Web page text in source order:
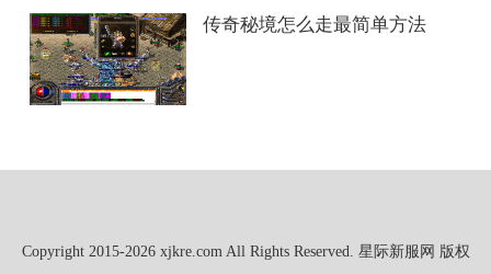
传奇秘境怎么走最简单方法
Copyright 2015-2026 xjkre.com All Rights Reserved. 星际新服网 版权